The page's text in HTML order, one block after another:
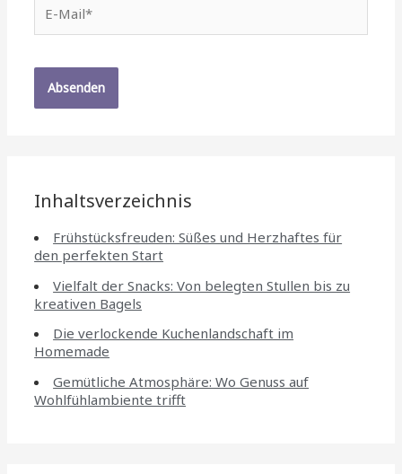
Mail*
Inhaltsverzeichnis
Frühstücksfreuden: Süßes und Herzhaftes für
den perfekten Start
Vielfalt der Snacks: Von belegten Stullen bis zu
kreativen Bagels
Die verlockende Kuchenlandschaft im
Homemade
Gemütliche Atmosphäre: Wo Genuss auf
Wohlfühlambiente trifft